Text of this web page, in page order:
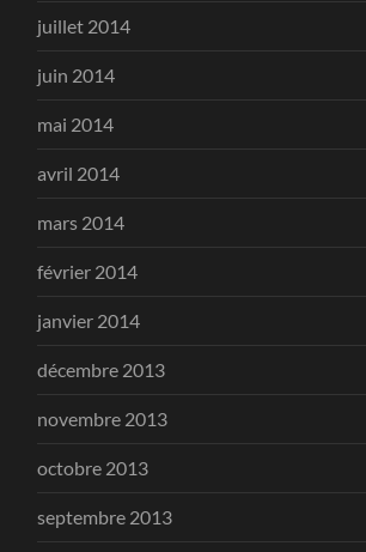
juillet 2014
juin 2014
mai 2014
avril 2014
mars 2014
février 2014
janvier 2014
décembre 2013
novembre 2013
octobre 2013
septembre 2013